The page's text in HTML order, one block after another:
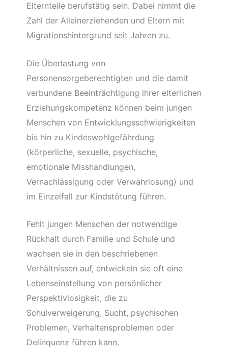
Elternteile berufstätig sein. Dabei nimmt die
Zahl der Alleinerziehenden und Eltern mit
Migrationshintergrund seit Jahren zu.
Die Überlastung von
Personensorgeberechtigten und die damit
verbundene Beeinträchtigung ihrer elterlichen
Erziehungskompetenz können beim jungen
Menschen von Entwicklungsschwierigkeiten
bis hin zu Kindeswohlgefährdung
(körperliche, sexuelle, psychische,
emotionale Misshandlungen,
Vernachlässigung oder Verwahrlosung) und
im Einzelfall zur Kindstötung führen.
Fehlt jungen Menschen der notwendige
Rückhalt durch Familie und Schule und
wachsen sie in den beschriebenen
Verhältnissen auf, entwickeln sie oft eine
Lebenseinstellung von persönlicher
Perspektivlosigkeit, die zu
Schulverweigerung, Sucht, psychischen
Problemen, Verhaltensproblemen oder
Delinquenz führen kann.